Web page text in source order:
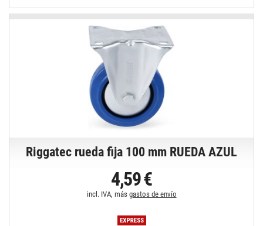
Riggatec rueda fija 100 mm RUEDA AZUL
4,59 €
incl. IVA, más gastos de envío